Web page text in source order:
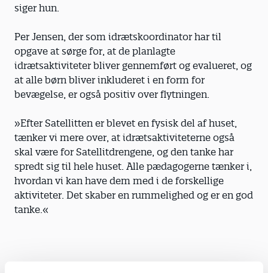
siger hun.
Per Jensen, der som idrætskoordinator har til
opgave at sørge for, at de planlagte
idrætsaktiviteter bliver gennemført og evalueret, og
at alle børn bliver inkluderet i en form for
bevægelse, er også positiv over flytningen.
»Efter Satellitten er blevet en fysisk del af huset,
tænker vi mere over, at idrætsaktiviteterne også
skal være for Satellitdrengene, og den tanke har
spredt sig til hele huset. Alle pædagogerne tænker i,
hvordan vi kan have dem med i de forskellige
aktiviteter. Det skaber en rummelighed og er en god
tanke.«